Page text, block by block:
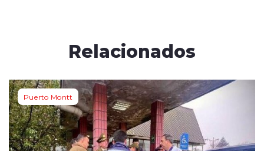
Relacionados
Puerto Montt